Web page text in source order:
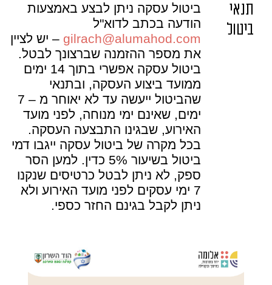
תנאי
ביטול
ביטול עסקה ניתן לבצע באמצעות
הודעה בכתב לדוא"ל
gilrach@alumahod.com – יש לציין
את מספר ההזמנה שברצונך לבטל.
ביטול עסקה אפשרי בתוך 14 ימים
ממועד ביצוע העסקה, ובתנאי
שהביטול ייעשה עד לא יאוחר מ – 7
ימים, שאינם ימי מנוחה, לפני מועד
האירוע, שבגינו התבצעה העסקה.
בכל מקרה של ביטול עסקה ייגבו דמי
ביטול בשיעור 5% כדין. למען הסר
ספק, לא ניתן לבטל כרטיסים שנקנו
7 ימי עסקים לפני מועד האירוע ולא
ניתן לקבל בגינם החזר כספי.